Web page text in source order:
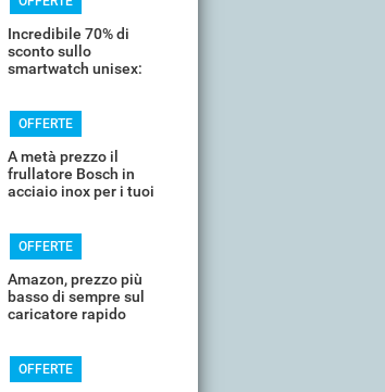
Incredibile 70% di
sconto sullo
smartwatch unisex:
OFFERTE
A metà prezzo il
frullatore Bosch in
acciaio inox per i tuoi
OFFERTE
Amazon, prezzo più
basso di sempre sul
caricatore rapido
OFFERTE